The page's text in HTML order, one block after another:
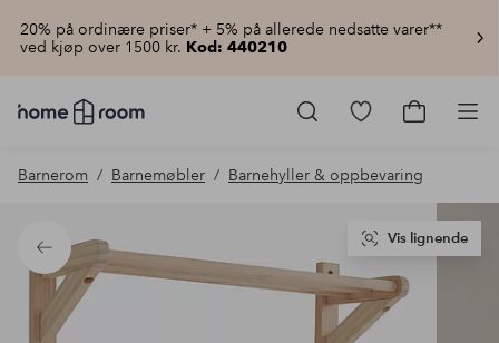
20% på ordinære priser* + 5% på allerede nedsatte varer**
ved kjøp over 1500 kr. Kod: 440210
Homeroom
–
hjemmet
pris
Gå
produkter
Gå
Barnerom Barnemøbler Barnehyller & oppbevaring
Tilbake
Vis lignende